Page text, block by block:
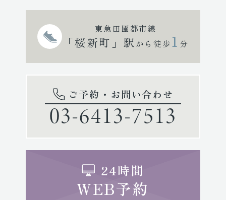
東急田園都市線
「桜新町」駅 から徒歩 1 分
ご予約・お問い合わせ
03-6413-7513
24時間
WEB予約